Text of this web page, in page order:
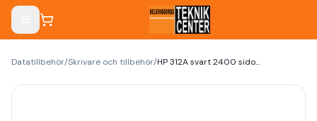
Datatillbehör/Skrivare och tillbehör/ HP 312A svart 2400 sidor Toner CF380A